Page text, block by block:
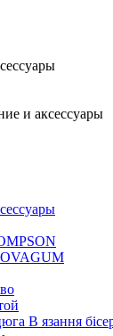
и аксессуары
В язання